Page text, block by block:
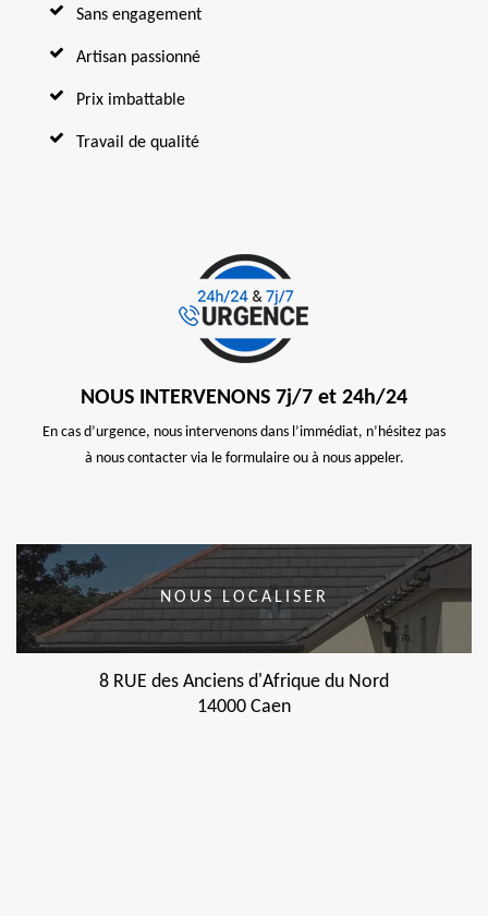
Sans engagement
Artisan passionné
Prix imbattable
Travail de qualité
NOUS INTERVENONS 7j/7 et 24h/24
En cas d’urgence, nous intervenons dans l’immédiat, n’hésitez pas
à nous contacter via le formulaire ou à nous appeler.
NOUS LOCALISER
8 RUE des Anciens d'Afrique du Nord
14000 Caen